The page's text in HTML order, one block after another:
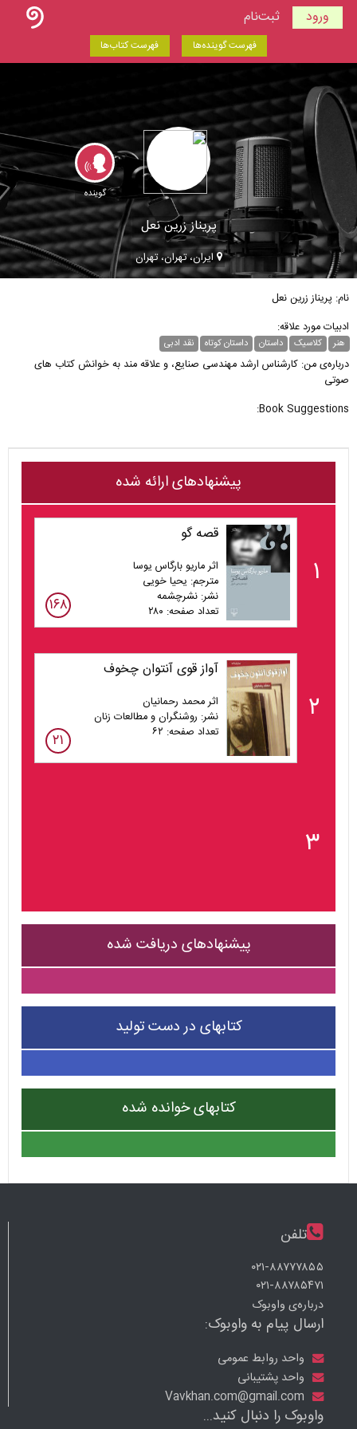
ورود ثبت‌نام
فهرست گوینده‌ها فهرست کتاب‌ها
گوینده
پریناز زرین نعل
ایران، تهران، تهران
نام: پریناز زرین نعل
ادبیات مورد علاقه:
هنر کلاسیک داستان داستان کوتاه نقد ادبی
درباره‌ی من: کارشناس ارشد مهندسی صنایع، و علاقه مند به خوانش کتاب های
صوتی
Book Suggestions:
پیشنهادهای ارائه شده
۱
قصه گو
اثر ماریو بارگاس یوسا
مترجم: یحیا خویی
نشر: نشرچشمه
تعداد صفحه: ۲۸۰
۱۶۸
۲
آواز قوی آنتوان چخوف
اثر محمد رحمانیان
نشر: روشنگران و مطالعات زنان
تعداد صفحه: ۶۲
۲۱
۳
پیشنهادهای دریافت شده
کتابهای در دست تولید
کتابهای خوانده شده
تلفن
۰۲۱-۸۸۷۷۷۸۵۵
۰۲۱-۸۸۷۸۵۴۷۱
درباره‌ی واوبوک
ارسال پیام به واوبوک:
واحد روابط عمومی
واحد پشتیبانی
واوبوک را دنبال کنید...